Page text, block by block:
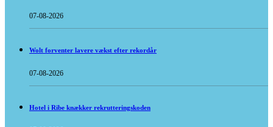
07-08-2026
Wolt forventer lavere vækst efter rekordår
07-08-2026
Hotel i Ribe knækker rekrutteringskoden